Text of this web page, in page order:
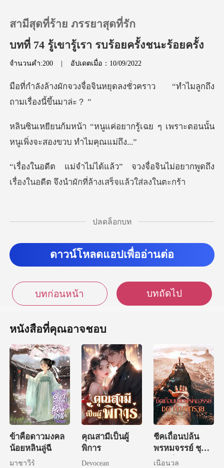
เติมเงิน
ประวัติการอ่าน
ออกจากระบบ
สามีสุดที่ร้าย ภรรยาสุดที่รัก
บทที่ 74 รู้เขารู้เรา รบร้อยครั้งชนะร้อยครั้ง
จำนวนคำ:200 | อัปเดตเมื่อ：10/09/2022
ินหยุดลงชั่วคราว “ทำไมลูกถ
ยากรู้เฉย ๆ เพราะตอนนั้น
หนูเพ
จื่อจินไม่อยากพูดถึง
เรื่องในอดีต จ
ปลดล็อกบท
ดาวน์โหลดแอปเพื่ออ่านต่อ
บทก่อนหน้า บทถัดไป
หนังสือที่คุณอาจชอบ
ข้าคือดาวมงคล
น้อยหลินลู่ฉี
มาชาวีร์
คุณสามีเป็นผู้
พิการ
Devocean
ชีคเถื่อนปล้น
พรหมจรรย์ ชุด
ทัณฑ์ทราย
เนื้อนวล